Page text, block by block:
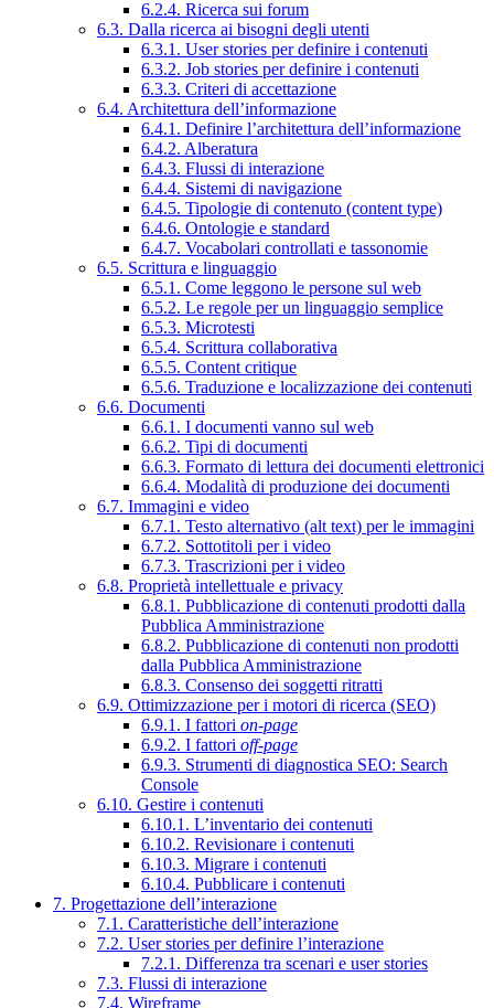
6.2.4. Ricerca sui forum
6.3. Dalla ricerca ai bisogni degli utenti
6.3.1. User stories per definire i contenuti
6.3.2. Job stories per definire i contenuti
6.3.3. Criteri di accettazione
6.4. Architettura dell’informazione
6.4.1. Definire l’architettura dell’informazione
6.4.2. Alberatura
6.4.3. Flussi di interazione
6.4.4. Sistemi di navigazione
6.4.5. Tipologie di contenuto (content type)
6.4.6. Ontologie e standard
6.4.7. Vocabolari controllati e tassonomie
6.5. Scrittura e linguaggio
6.5.1. Come leggono le persone sul web
6.5.2. Le regole per un linguaggio semplice
6.5.3. Microtesti
6.5.4. Scrittura collaborativa
6.5.5. Content critique
6.5.6. Traduzione e localizzazione dei contenuti
6.6. Documenti
6.6.1. I documenti vanno sul web
6.6.2. Tipi di documenti
6.6.3. Formato di lettura dei documenti elettronici
6.6.4. Modalità di produzione dei documenti
6.7. Immagini e video
6.7.1. Testo alternativo (alt text) per le immagini
6.7.2. Sottotitoli per i video
6.7.3. Trascrizioni per i video
6.8. Proprietà intellettuale e privacy
6.8.1. Pubblicazione di contenuti prodotti dalla
Pubblica Amministrazione
6.8.2. Pubblicazione di contenuti non prodotti
dalla Pubblica Amministrazione
6.8.3. Consenso dei soggetti ritratti
6.9. Ottimizzazione per i motori di ricerca (SEO)
6.9.1. I fattori on-page
6.9.2. I fattori off-page
6.9.3. Strumenti di diagnostica SEO: Search
Console
6.10. Gestire i contenuti
6.10.1. L’inventario dei contenuti
6.10.2. Revisionare i contenuti
6.10.3. Migrare i contenuti
6.10.4. Pubblicare i contenuti
7. Progettazione dell’interazione
7.1. Caratteristiche dell’interazione
7.2. User stories per definire l’interazione
7.2.1. Differenza tra scenari e user stories
7.3. Flussi di interazione
7.4. Wireframe